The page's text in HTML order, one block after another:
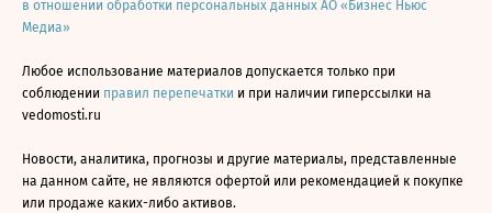
в отношении обработки персональных данных АО «Бизнес Ньюс
Медиа»
Любое использование материалов допускается только при
соблюдении правил перепечатки и при наличии гиперссылки на
vedomosti.ru
Новости, аналитика, прогнозы и другие материалы, представленные
на данном сайте, не являются офертой или рекомендацией к покупке
или продаже каких-либо активов.